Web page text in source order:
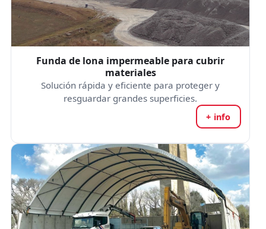
Funda de lona impermeable para cubrir
materiales
Solución rápida y eficiente para proteger y
resguardar grandes superficies.
+ info